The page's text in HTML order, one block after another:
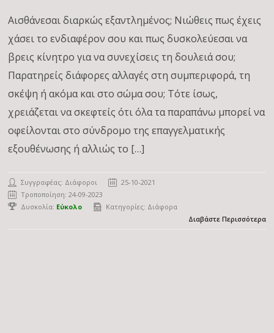
Αισθάνεσαι διαρκώς εξαντλημένος; Νιώθεις πως έχεις
χάσει το ενδιαφέρον σου και πως δυσκολεύεσαι να
βρεις κίνητρο για να συνεχίσεις τη δουλειά σου;
Παρατηρείς διάφορες αλλαγές στη συμπεριφορά, τη
σκέψη ή ακόμα και στο σώμα σου; Τότε ίσως,
χρειάζεται να σκεφτείς ότι όλα τα παραπάνω μπορεί να
οφείλονται στο σύνδρομο της επαγγελματικής
εξουθένωσης ή αλλιώς το […]
Συγγραφέας: Διάφοροι
25-10-2021
Τροποποίηση: 24-09-2023
Δυσκολία: Εύκολο Κατηγορίες: Διάφορα
Διαβάστε Περισσότερα